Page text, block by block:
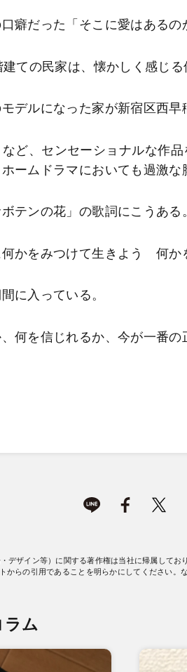
癖だった「そこに愛はあるの
ての民家は、懐かしく感じる
デルになった家が新宿区西早
など、センセーショナルな作
ームドラマにおいても過激な
テンの花」の歌詞にこうある
何かをみつけて生きよう 何か
に入っている。
何を信じれるか、今が一番の
デザイン等）に関する著作権は当社に帰属して
からの引用であることを明らかにしてください
ム